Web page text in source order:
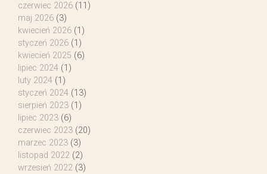
czerwiec 2026 (11)
maj 2026 (3)
kwiecień 2026 (1)
styczeń 2026 (1)
kwiecień 2025 (6)
lipiec 2024 (1)
luty 2024 (1)
styczeń 2024 (13)
sierpień 2023 (1)
lipiec 2023 (6)
czerwiec 2023 (20)
marzec 2023 (3)
listopad 2022 (2)
wrzesień 2022 (3)